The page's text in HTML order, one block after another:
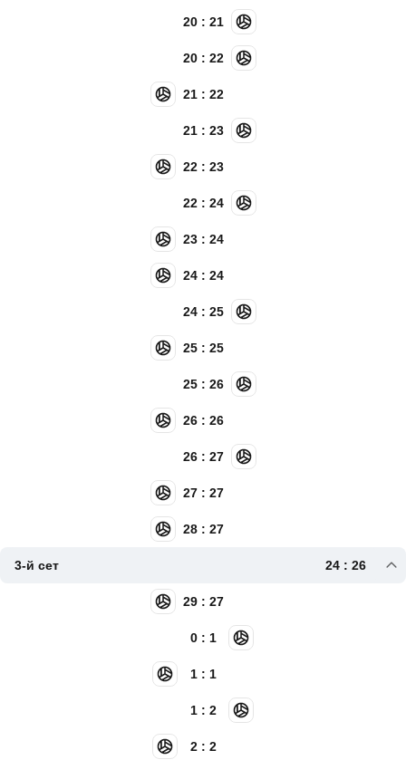
20 : 21
20 : 22
21 : 22
21 : 23
22 : 23
22 : 24
23 : 24
24 : 24
24 : 25
25 : 25
25 : 26
26 : 26
26 : 27
27 : 27
28 : 27
3-й сет 24 : 26
29 : 27
0 : 1
1 : 1
1 : 2
2 : 2